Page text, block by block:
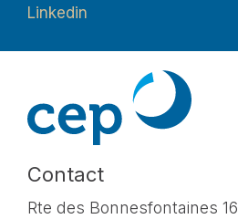
Linkedin
Contact
Rte des Bonnesfontaines 16